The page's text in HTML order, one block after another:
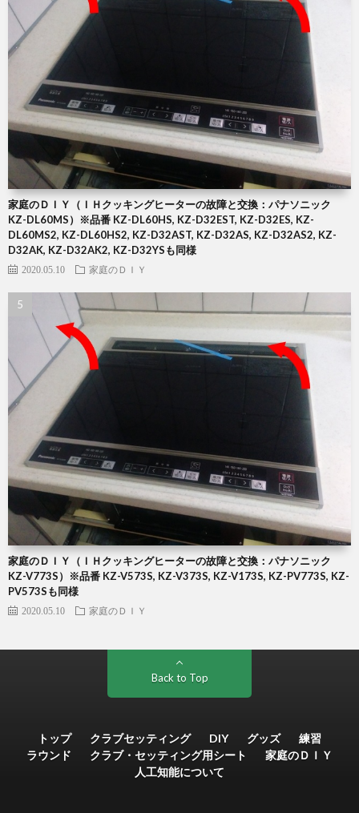
家庭のＤＩＹ（ＩＨクッキングヒーターの故障と交換：パナソニック
KZ-DL60MS）※品番 KZ-DL60HS, KZ-D32EST, KZ-D32ES, KZ-
DL60MS2, KZ-DL60HS2, KZ-D32AST, KZ-D32AS, KZ-D32AS2, KZ-
D32AK, KZ-D32AK2, KZ-D32YSも同様
2020.05.10 家庭のＤＩＹ
家庭のＤＩＹ（ＩＨクッキングヒーターの故障と交換：パナソニック
KZ-V773S）※品番 KZ-V573S, KZ-V373S, KZ-V173S, KZ-PV773S, KZ-
PV573Sも同様
2020.05.10 家庭のＤＩＹ
Back to Top
トップ クラブセッティング DIY グッズ
練習
ラウンド
クラブ・セッティング用シート
家庭のＤＩＹ
人工知能について